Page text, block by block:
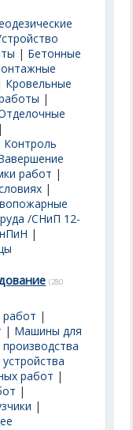
| Бетонные
Кровельные
|
|
Контроль
работ |
|
/СНиП 12-
|
(280
|
| Машины для
работ |
|
|